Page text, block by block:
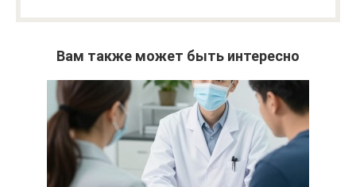
Вам также может быть интересно